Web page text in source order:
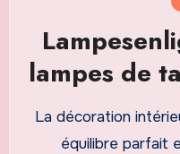
lampes de
une
La décoration
équilibre parfait